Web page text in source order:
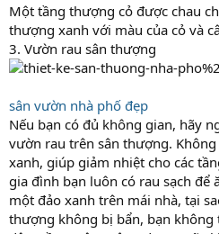
Một tầng thượng cỏ được chau
thượng xanh với màu của cỏ và
3. Vườn rau sân thượng
sân vườn nhà phố đẹp
Nếu bạn có đủ không gian, hãy
vườn rau trên sân thượng.
xanh, giúp giảm nhiệt cho các
gia đình bạn luôn có rau sạch để
một đảo xanh trên mái nhà, tại
thượng không bị bẩn, bạn không